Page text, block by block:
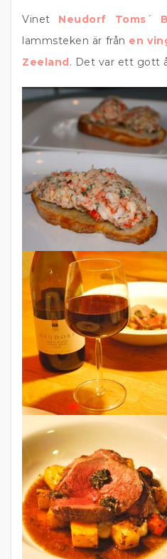
Vinet Neudorf Toms´
lammsteken är från en
Zeeland. Det var ett gott